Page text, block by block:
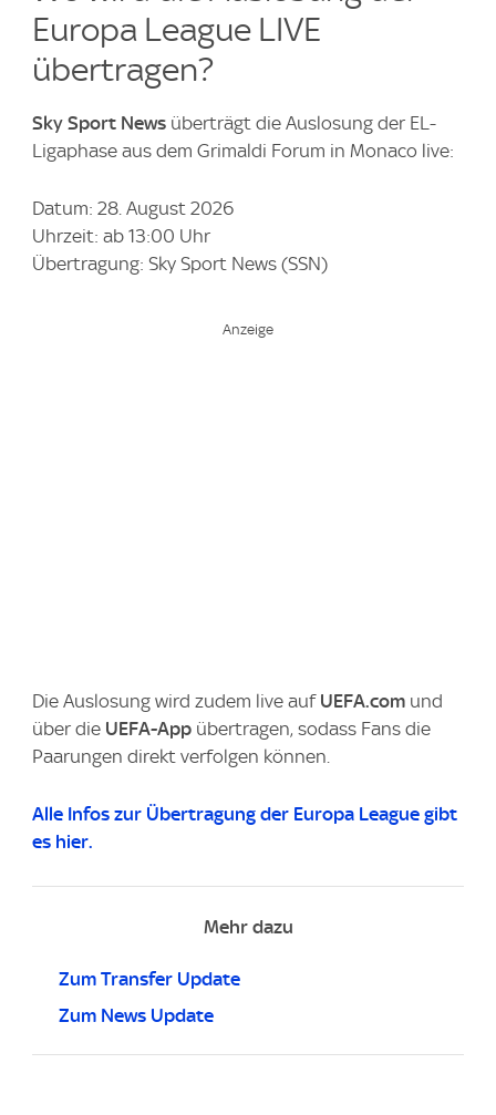
Europa League LIVE
übertragen?
Sky Sport News überträgt die Auslosung der EL-
Ligaphase aus dem Grimaldi Forum in Monaco live:
Datum: 28. August 2026
Uhrzeit: ab 13:00 Uhr
Übertragung: Sky Sport News (SSN)
Die Auslosung wird zudem live auf UEFA.com und
über die UEFA-App übertragen, sodass Fans die
Paarungen direkt verfolgen können.
Alle Infos zur Übertragung der Europa League gibt
es hier.
Mehr dazu
Zum Transfer Update
Zum News Update